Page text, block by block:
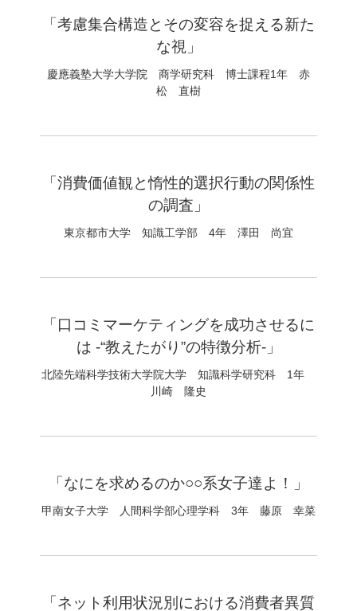
「考慮集合構造とその変容を捉える新た
な視」
慶應義塾大学大学院 商学研究科 博士課程1年 赤
松 直樹
「消費価値観と惰性的選択行動の関係性
の調査」
東京都市大学 知識工学部 4年 澤田 尚宜
「口コミマーケティングを成功させるに
は -“教えたがり”の特徴分析-」
北陸先端科学技術大学院大学 知識科学研究科 1年
川崎 隆史
「なにを求めるのか○○系女子達よ！」
甲南女子大学 人間科学部心理学科 3年 藤原 幸菜
「ネット利用状況別における消費者異質